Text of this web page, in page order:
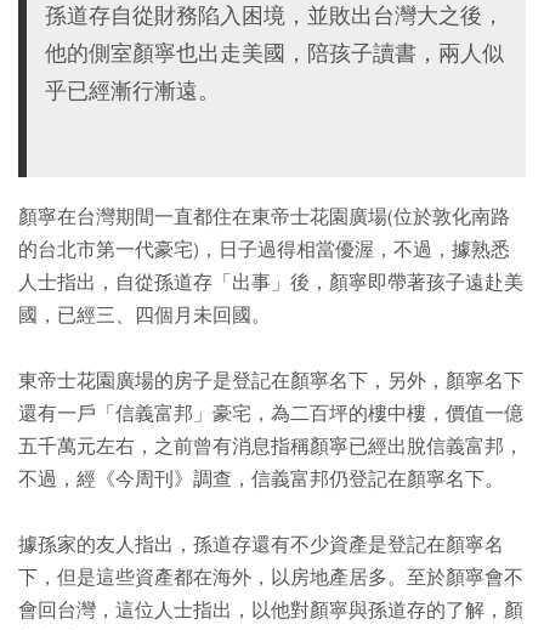
孫道存自從財務陷入困境，並敗出台灣大之後，
他的側室顏寧也出走美國，陪孩子讀書，兩人似
乎已經漸行漸遠。
顏寧在台灣期間一直都住在東帝士花園廣場(位於敦化南路
的台北市第一代豪宅)，日子過得相當優渥，不過，據熟悉
人士指出，自從孫道存「出事」後，顏寧即帶著孩子遠赴美
國，已經三、四個月未回國。
東帝士花園廣場的房子是登記在顏寧名下，另外，顏寧名下
還有一戶「信義富邦」豪宅，為二百坪的樓中樓，價值一億
五千萬元左右，之前曾有消息指稱顏寧已經出脫信義富邦，
不過，經《今周刊》調查，信義富邦仍登記在顏寧名下。
據孫家的友人指出，孫道存還有不少資產是登記在顏寧名
下，但是這些資產都在海外，以房地產居多。至於顏寧會不
會回台灣，這位人士指出，以他對顏寧與孫道存的了解，顏